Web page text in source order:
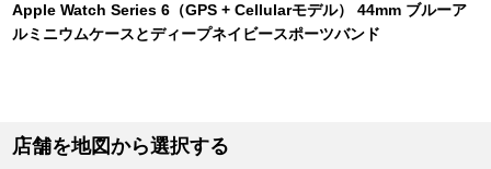
Apple Watch Series 6（GPS + Cellularモデル） 44mm ブルーア
ルミニウムケースとディープネイビースポーツバンド
店舗を地図から選択する